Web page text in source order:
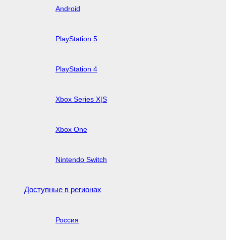
Android
PlayStation 5
PlayStation 4
Xbox Series X|S
Xbox One
Nintendo Switch
Доступные в регионах
Россия